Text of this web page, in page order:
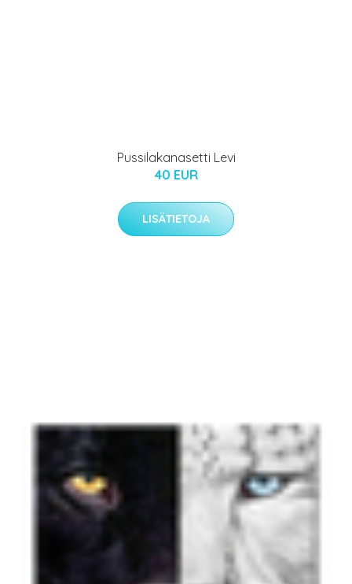
Pussilakanasetti Levi
40 EUR
LISÄTIETOJA